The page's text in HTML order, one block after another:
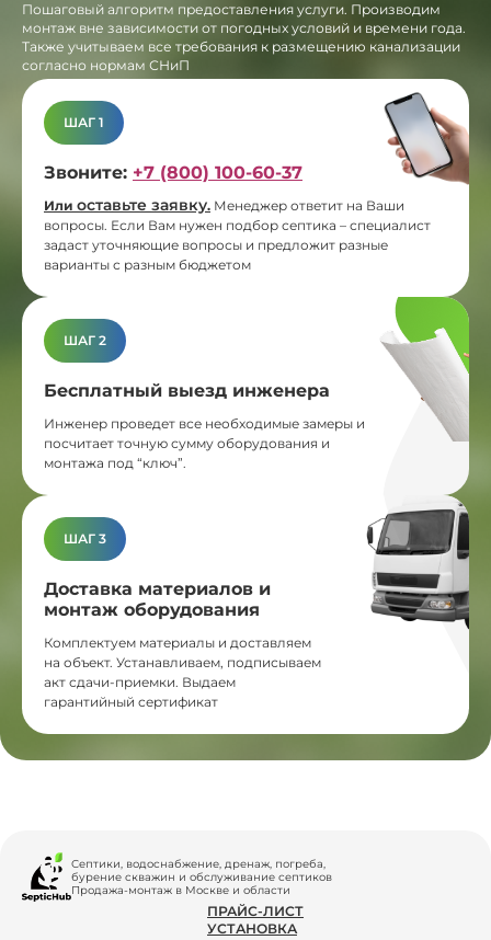
Пошаговый алгоритм предоставления услуги. Производим
монтаж вне зависимости от погодных условий и времени года.
Также учитываем все требования к размещению канализации
согласно нормам СНиП
ШАГ 1
Звоните: +7 (800) 100-60-37
Или оставьте заявку. Менеджер ответит на Ваши
вопросы. Если Вам нужен подбор септика – специалист
задаст уточняющие вопросы и предложит разные
варианты с разным бюджетом
ШАГ 2
Бесплатный выезд инженера
Инженер проведет все необходимые замеры и
посчитает точную сумму оборудования и
монтажа под “ключ”.
ШАГ 3
Доставка материалов и
монтаж оборудования
Комплектуем материалы и доставляем
на объект. Устанавливаем, подписываем
акт сдачи-приемки. Выдаем
гарантийный сертификат
Септики, водоснабжение, дренаж, погреба,
бурение скважин и обслуживание септиков
Продажа-монтаж в Москве и области
ПРАЙС-ЛИСТ
УСТАНОВКА